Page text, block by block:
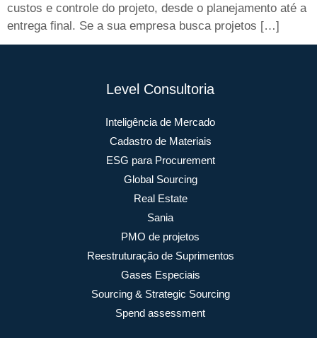
custos e controle do projeto, desde o planejamento até a
entrega final. Se a sua empresa busca projetos […]
Level Consultoria
Inteligência de Mercado
Cadastro de Materiais
ESG para Procurement
Global Sourcing
Real Estate
Sania
PMO de projetos
Reestruturação de Suprimentos
Gases Especiais
Sourcing & Strategic Sourcing
Spend assessment